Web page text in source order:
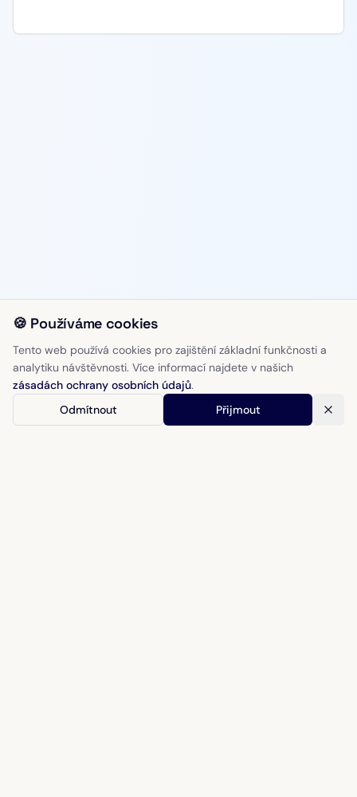
🍪 Používáme cookies
Tento web používá cookies pro zajištění základní funkčnosti a
analytiku návštěvnosti. Více informací najdete v našich
zásadách ochrany osobních údajů.
Odmítnout
Přijmout